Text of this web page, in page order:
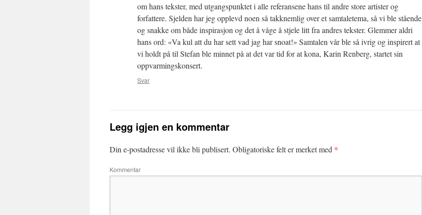
om hans tekster, med utgangspunktet i alle referansene hans til andre store artister og
forfattere. Sjelden har jeg opplevd noen så takknemlig over et samtaletema, så vi ble stående
og snakke om både inspirasjon og det å våge å stjele litt fra andres tekster. Glemmer aldri
hans ord: «Va kul att du har sett vad jag har snoat!» Samtalen vår ble så ivrig og inspirert at
vi holdt på til Stefan ble minnet på at det var tid for at kona, Karin Renberg, startet sin
oppvarmingskonsert.
Svar
Legg igjen en kommentar
Din e-postadresse vil ikke bli publisert. Obligatoriske felt er merket med *
Kommentar